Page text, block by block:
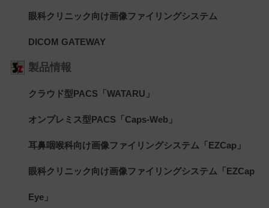
眼科クリニック向け画像ファイリングシステム
DICOM GATEWAY
製品情報
クラウド型PACS「WATARU」
オンプレミス型PACS「Caps-Web」
耳鼻咽喉科向け画像ファイリングシステム「EZCap」
眼科クリニック向け画像ファイリングシステム「EZCap
Eye」